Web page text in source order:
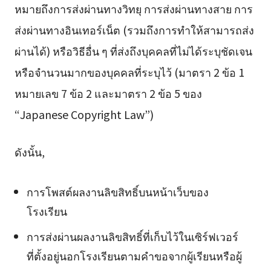
หมายถึงการส่งผ่านทางวิทยุ การส่งผ่านทางสาย การ
ส่งผ่านทางอินเทอร์เน็ต (รวมถึงการทำให้สามารถส่ง
ผ่านได้) หรือวิธีอื่น ๆ ที่ส่งถึงบุคคลที่ไม่ได้ระบุชัดเจน
หรือจำนวนมากของบุคคลที่ระบุไว้ (มาตรา 2 ข้อ 1
หมายเลข 7 ข้อ 2 และมาตรา 2 ข้อ 5 ของ
“Japanese Copyright Law”)
ดังนั้น,
การโพสต์ผลงานลิขสิทธิ์บนหน้าเว็บของ
โรงเรียน
การส่งผ่านผลงานลิขสิทธิ์ที่เก็บไว้ในเซิร์ฟเวอร์
ที่ตั้งอยู่นอกโรงเรียนตามคำขอจากผู้เรียนหรือผู้